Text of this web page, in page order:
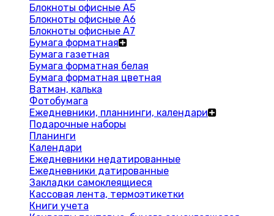
Блокноты офисные A5
Блокноты офисные A6
Блокноты офисные A7
Бумага форматная
Бумага газетная
Бумага форматная белая
Бумага форматная цветная
Ватман, калька
Фотобумага
Ежедневники, планнинги, календари
Подарочные наборы
Планинги
Календари
Ежедневники недатированные
Ежедневники датированные
Закладки самоклеящиеся
Кассовая лента, термоэтикетки
Книги учета